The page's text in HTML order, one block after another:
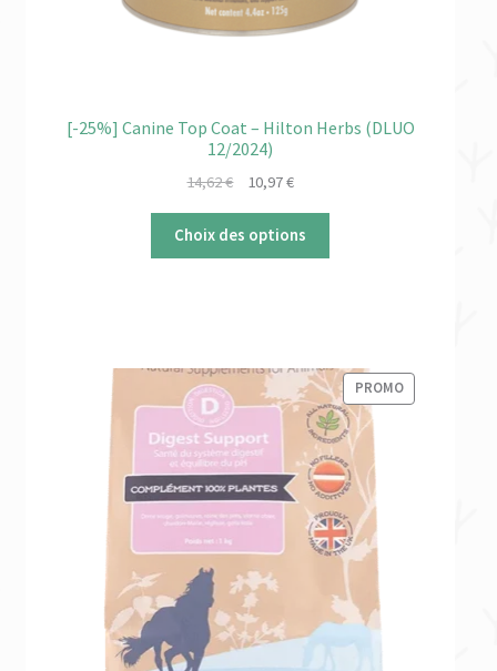
[-25%] Canine Top Coat – Hilton Herbs (DLUO
12/2024)
14,62€
Le
initial
était :
10,97€Le
actuel
est :
Choix des options
PROMOPRODUIT
EN